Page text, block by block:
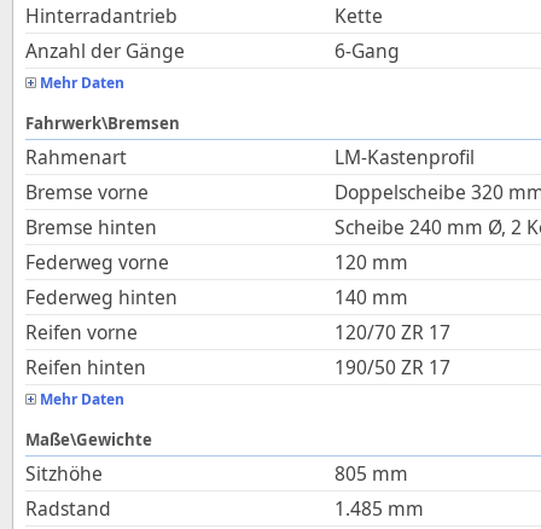
Hinterradantrieb
Kette
Anzahl der Gänge
6-Gang
Mehr Daten
Fahrwerk\Bremsen
Rahmenart
LM-Kastenprofil
Bremse vorne
Doppelscheibe 320
Bremse hinten
Scheibe 240 mm Ø, 2
Federweg vorne
120 mm
Federweg hinten
140 mm
Reifen vorne
120/70 ZR 17
Reifen hinten
190/50 ZR 17
Mehr Daten
Maße\Gewichte
Sitzhöhe 805 mm
Radstand
1.485 mm